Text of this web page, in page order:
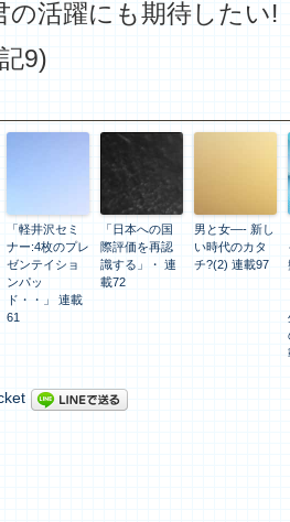
の活躍にも期待したい!
9)
「軽井沢セミ
ナー:4枚のプレ
ゼンテイショ
ンパッ
ド・・」 連載
61
「日本への国
際評価を再認
識する」・ 連
載72
男と女—- 新し
い時代のカタ
チ?(2) 連載97